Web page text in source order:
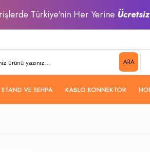
Türkiye'nin Her Yerine
ARA
STAND VE SEHPA KABLO KONNEKTOR